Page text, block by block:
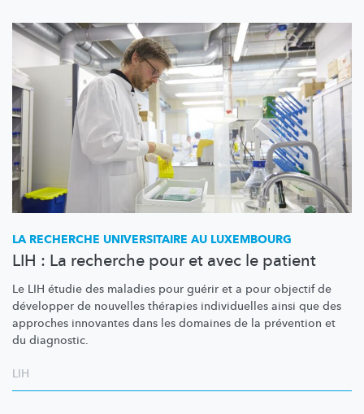
LA RECHERCHE UNIVERSITAIRE AU LUXEMBOURG
LIH : La recherche pour et avec le patient
Le LIH étudie des maladies pour guérir et a pour objectif de
développer de nouvelles thérapies individuelles ainsi que des
approches innovantes dans les domaines de la prévention et
du diagnostic.
LIH